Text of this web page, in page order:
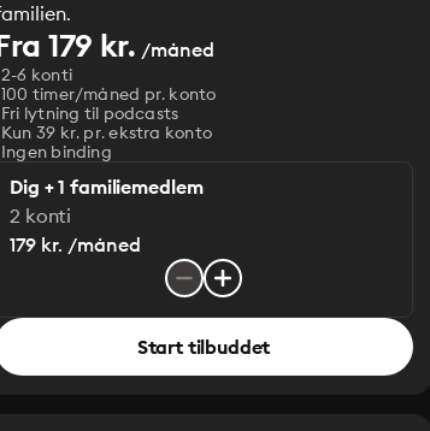
179 kr. /måned
2-6 konti
100 timer/måned pr. konto
Fri lytning til podcasts
Kun 39 kr. pr. ekstra konto
Ingen binding
Dig + 1 familiemedlem
2 konti
179 kr. /måned
Start tilbuddet